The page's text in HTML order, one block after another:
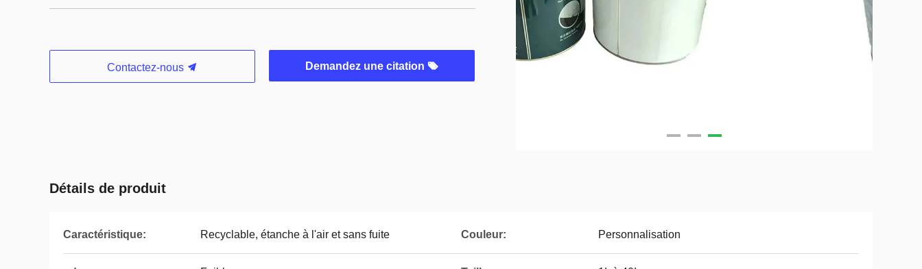
Contactez-nous Demandez une citation
Détails de produit
Caractéristique: Recyclable, étanche à l'air et sans fuite Couleur: Personnalisation